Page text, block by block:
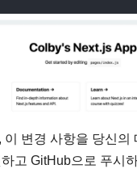
이 변경 사항을 당신의
고 GitHub으로 푸시